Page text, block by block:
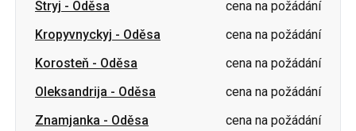
Oleksandrija-
cena na požádání
Znamjanka-Oděsa
cena na požádání
Samar-Oděsa
cena na požádání
Pavlohrad-Oděsa
cena na požádání
Šachtarske-Oděsa cena na požádání